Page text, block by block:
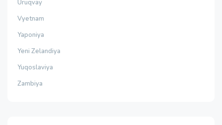
Uruqvay
Vyetnam
Yaponiya
Yeni Zelandiya
Yuqoslaviya
Zambiya